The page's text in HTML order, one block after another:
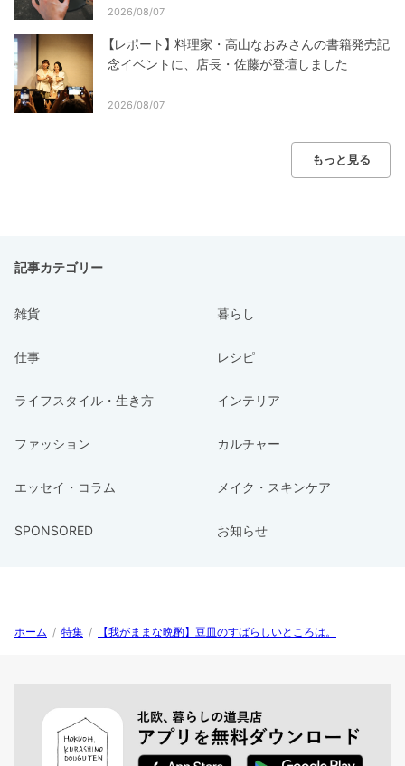
2026/08/07
【レポート】 料理家・高山なおみさんの書籍発売記
念イベントに、店長・佐藤が登壇しました
2026/08/07
もっと見る
記事カテゴリー
雑貨 暮らし
仕事 レシピ
ライフスタイル・生き方 インテリア
ファッション カルチャー
エッセイ・コラム メイク・スキンケア
SPONSORED お知らせ
ホーム / 特集 / 【我がままな晩酌】豆皿のすばらしいところは。